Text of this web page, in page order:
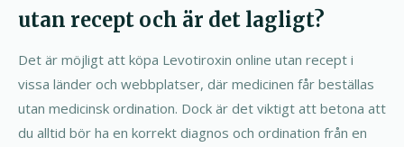
utan recept och är det lagligt?
Det är möjligt att köpa Levotiroxin online utan recept i
vissa länder och webbplatser, där medicinen får beställas
utan medicinsk ordination. Dock är det viktigt att betona att
du alltid bör ha en korrekt diagnos och ordination från en